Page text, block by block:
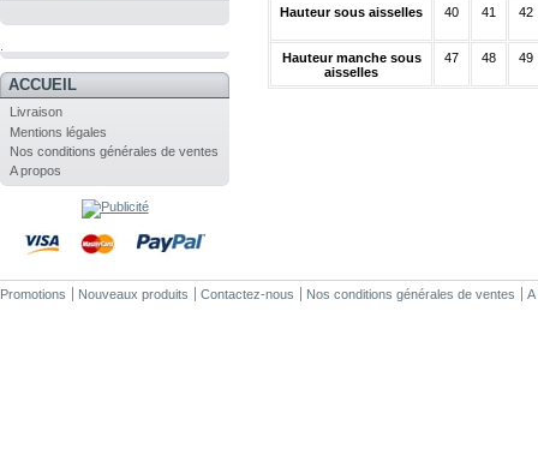
ACCUEIL
Livraison
Mentions légales
Nos conditions générales de ventes
A propos
Hauteur sous aisselles 40 41 42
Hauteur manche sous
aisselles
47 48 49
Promotions Nouveaux produits Contactez-nous Nos conditions générales de ventes A